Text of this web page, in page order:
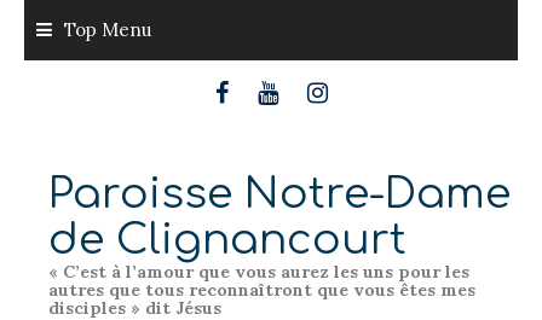
content
Top Menu
Paroisse Notre-Dame
de Clignancourt
« C’est à l’amour que vous aurez les uns pour les
autres que tous reconnaîtront que vous êtes mes
disciples » dit Jésus